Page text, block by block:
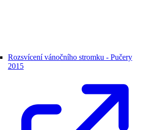
Rozsvícení vánočního stromku - Pučery
2015